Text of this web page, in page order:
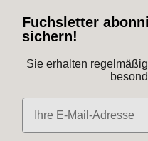
Fuchsletter
sichern!
Sie erhalten
E-Mail